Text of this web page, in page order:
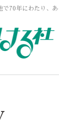
70年にわたり、